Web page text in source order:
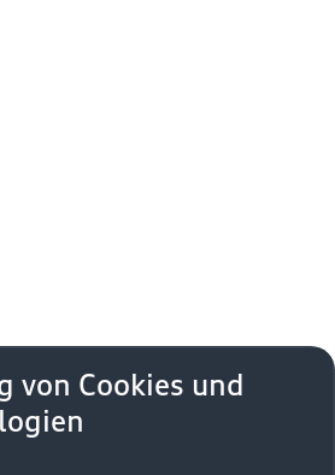
Zurück nach oben
von Cookies und